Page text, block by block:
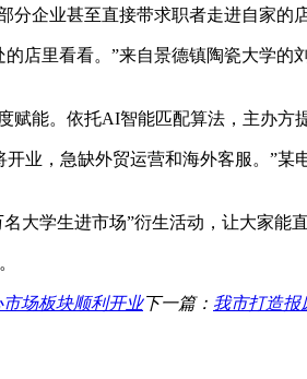
分企业甚至直接带求职者走进自家
店里看看。”来自景德镇陶瓷大学
能。依托AI智能匹配算法，主办
业，急缺外贸运营和海外客服。”
大学生进市场”衍生活动，让大家能
场板块顺利开业下一篇： 我市打造报